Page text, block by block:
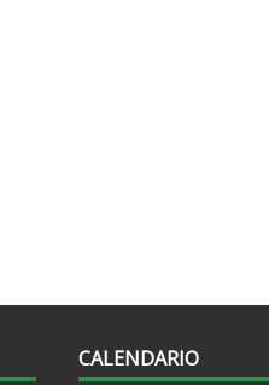
CALENDARIO